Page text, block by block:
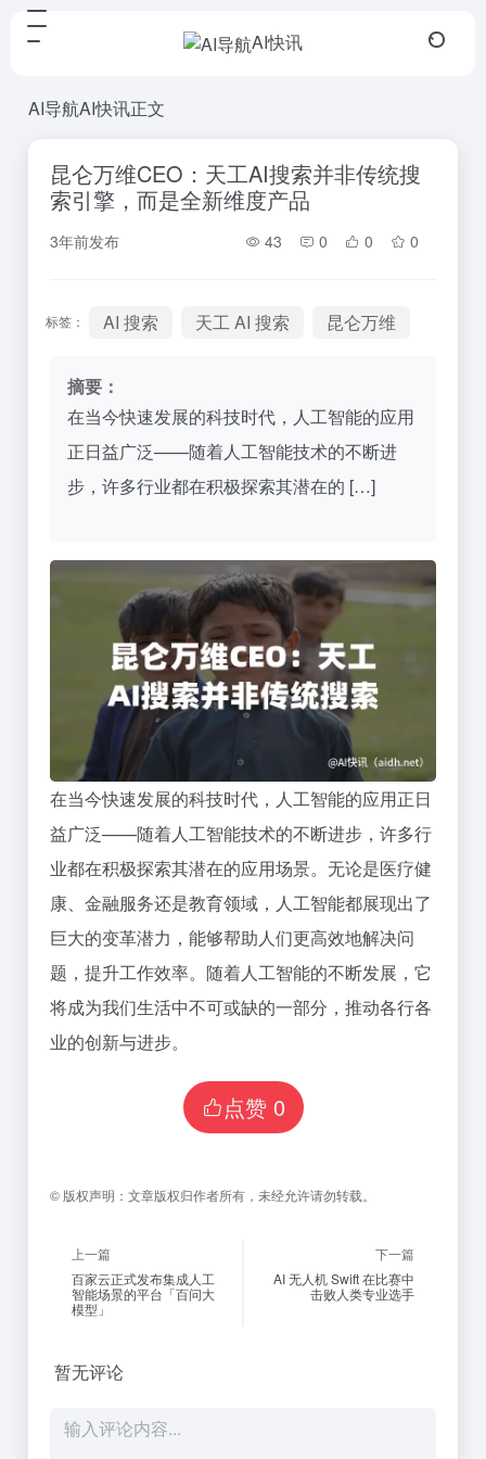
AI快讯
AI导航AI快讯正文
昆仑万维CEO：天工AI搜索并非传统搜
索引擎，而是全新维度产品
3年前发布 43 0 0 0
标签： AI 搜索 天工 AI 搜索 昆仑万维
摘要：
在当今快速发展的科技时代，人工智能的应用
正日益广泛——随着人工智能技术的不断进
步，许多行业都在积极探索其潜在的 […]
在当今快速发展的科技时代，人工智能的应用正日
益广泛——随着人工智能技术的不断进步，许多行
业都在积极探索其潜在的应用场景。无论是医疗健
康、金融服务还是教育领域，人工智能都展现出了
巨大的变革潜力，能够帮助人们更高效地解决问
题，提升工作效率。随着人工智能的不断发展，它
将成为我们生活中不可或缺的一部分，推动各行各
业的创新与进步。
点赞 0
© 版权声明： 文章版权归作者所有，未经允许请勿转载。
上一篇
百家云正式发布集成人工
智能场景的平台「百问大
模型」
下一篇
AI 无人机 Swift 在比赛中
击败人类专业选手
暂无评论